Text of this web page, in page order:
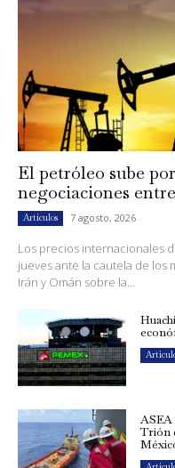
El petróleo sube
negociaciones
Artículos 7 agosto, 2026
Los precios internacionales
jueves ante la cautela de los
Irán y Omán sobre la...
ASEA
Trión